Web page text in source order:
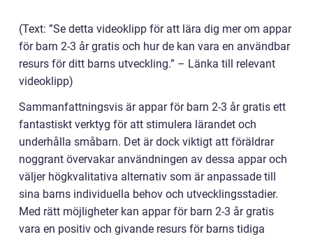
(Text: ”Se detta videoklipp för att lära dig mer om appar
för barn 2-3 år gratis och hur de kan vara en användbar
resurs för ditt barns utveckling.” – Länka till relevant
videoklipp)
Sammanfattningsvis är appar för barn 2-3 år gratis ett
fantastiskt verktyg för att stimulera lärandet och
underhålla småbarn. Det är dock viktigt att föräldrar
noggrant övervakar användningen av dessa appar och
väljer högkvalitativa alternativ som är anpassade till
sina barns individuella behov och utvecklingsstadier.
Med rätt möjligheter kan appar för barn 2-3 år gratis
vara en positiv och givande resurs för barns tidiga